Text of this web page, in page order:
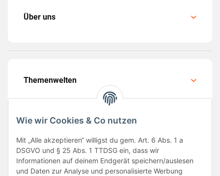
Wie wir Cookies & Co nutzen
Mit „Alle akzeptieren“ willigst du gem. Art. 6 Abs. 1 a
DSGVO und § 25 Abs. 1 TTDSG ein, dass wir
Informationen auf deinem Endgerät speichern/auslesen
und Daten zur Analyse und personalisierte Werbung
Über uns
Themenwelten
Folge uns